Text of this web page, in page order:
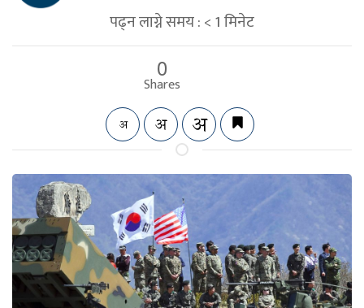
पढ्न लाग्ने समय :< 1मिनेट
0
Shares